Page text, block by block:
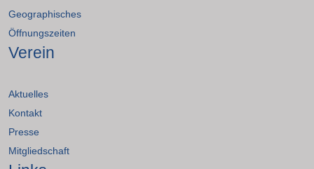
Geographisches
Öffnungszeiten
Verein
Aktuelles
Kontakt
Presse
Mitgliedschaft